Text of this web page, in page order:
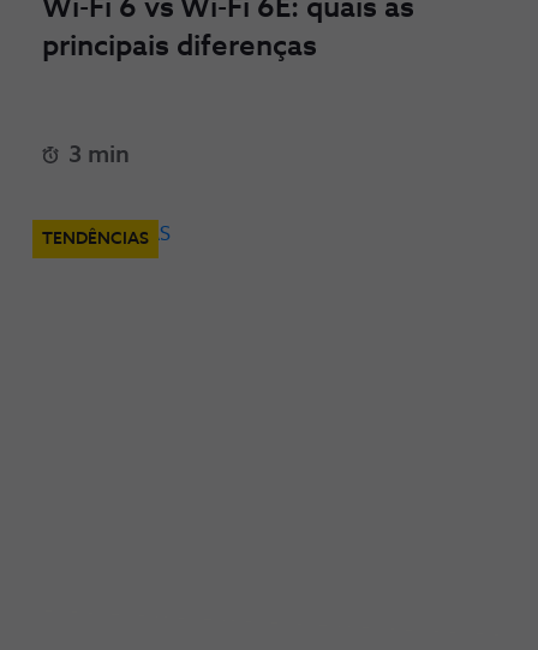
Wi-Fi 6 vs Wi-Fi 6E: quais as
principais diferenças
3 min
TENDÊNCIAS